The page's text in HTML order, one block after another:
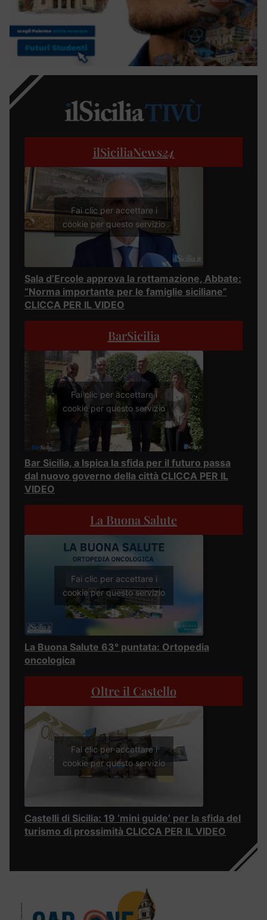
ilSiciliaNews24
Fai clic per accettare i
cookie per questo servizio
Sala d’Ercole approva la rottamazione, Abbate:
“Norma importante per le famiglie siciliane”
CLICCA PER IL VIDEO
BarSicilia
Fai clic per accettare i
cookie per questo servizio
Bar Sicilia, a Ispica la sfida per il futuro passa
dal nuovo governo della città CLICCA PER IL
VIDEO
La Buona Salute
Fai clic per accettare i
cookie per questo servizio
La Buona Salute 63° puntata: Ortopedia
oncologica
Oltre il Castello
Fai clic per accettare i
cookie per questo servizio
Castelli di Sicilia: 19 ‘mini guide’ per la sfida del
turismo di prossimità CLICCA PER IL VIDEO